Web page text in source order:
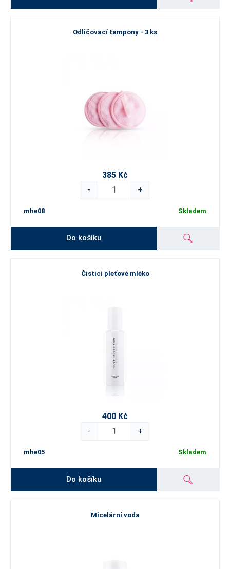
Odličovací tampony - 3 ks
385 Kč
-
+
mhe08 Skladem
Do košíku
Čisticí pleťové mléko
400 Kč
-
+
mhe05 Skladem
Do košíku
Micelární voda